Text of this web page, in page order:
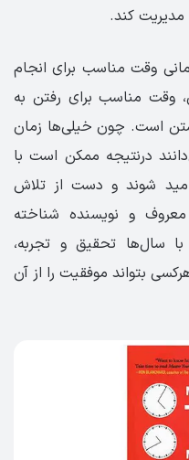
کند.
وقت مناسب برای انجام
وقت مناسب برای رفتن به
است. چون خیلی‌ها زمان
درنتیجه ممکن‌ است با
شوند و دست از تلاش
و نویسنده شناخته
سال‌ها تحقیق و تجربه،
بتواند موفقیت را از آن